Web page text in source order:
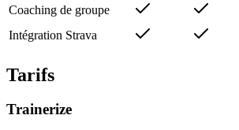
Coaching de groupe
Intégration Strava
Tarifs
Trainerize